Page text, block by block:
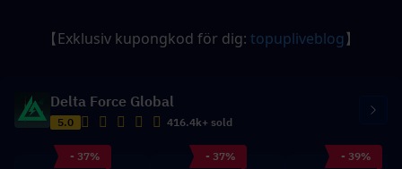
【Exklusiv kupongkod för dig: topupliveblog】
Delta Force Global
5.0 416.4k+ sold
- 37% - 37% - 39%